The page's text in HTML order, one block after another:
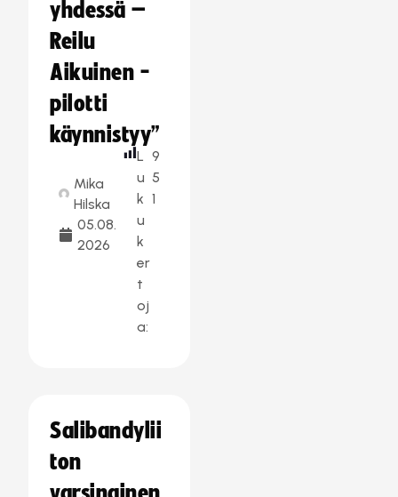
yhdessä –
Reilu
Aikuinen -
pilotti
käynnistyy”
Mika
Hilska
05.08.
2026
L
u
k
u
k
er
t
oj
a:
9
5
1
Salibandylii
ton